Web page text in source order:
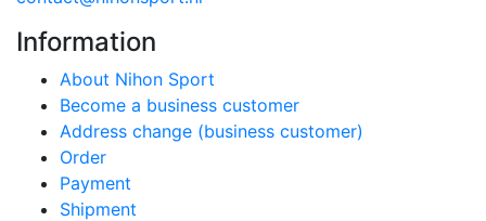
Information
About Nihon Sport
Become a business customer
Address change (business customer)
Order
Payment
Shipment